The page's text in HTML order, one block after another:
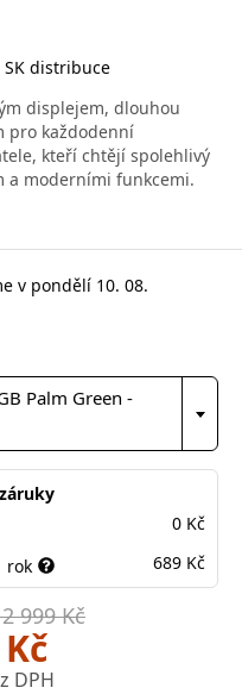
SK distribuce
displejem, dlouhou
pro každodenní
kteří chtějí spolehlivý
a moderními funkcemi.
v pondělí 10. 08.
Palm Green -
0 Kč
rok
689 Kč
999 Kč
DPH